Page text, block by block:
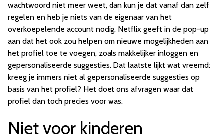
wachtwoord niet meer weet, dan kun je dat vanaf dan zelf
regelen en heb je niets van de eigenaar van het
overkoepelende account nodig. Netflix geeft in de pop-up
aan dat het ook zou helpen om nieuwe mogelijkheden aan
het profiel toe te voegen, zoals makkelijker inloggen en
gepersonaliseerde suggesties. Dat laatste lijkt wat vreemd:
kreeg je immers niet al gepersonaliseerde suggesties op
basis van het profiel? Het doet ons afvragen waar dat
profiel dan toch precies voor was.
Niet voor kinderen